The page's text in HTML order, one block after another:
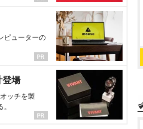
ピューターの
登場
ッチを製